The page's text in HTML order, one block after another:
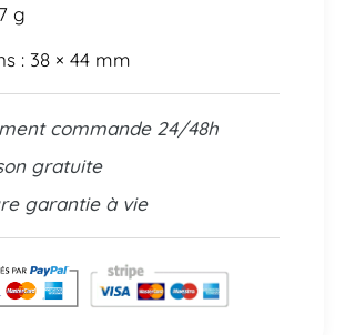
g
: 38 × 44 mm
commande 24/48h
gratuite
garantie à vie